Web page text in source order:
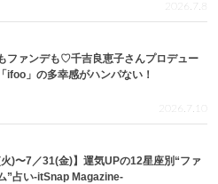
2026.7.8
ファンデも♡千吉良恵子さんプロデュー
ifoo」の多幸感がハンパない！
2026.7.10
火)〜7／31(金)】運気UPの12星座別“ファ
”占い-itSnap Magazine-